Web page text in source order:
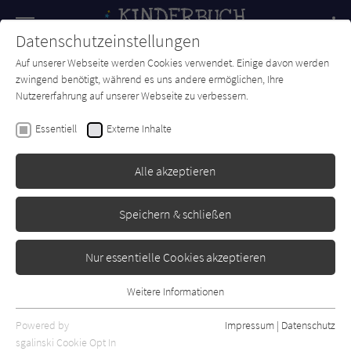
SUCHE Forum Charts Newsletter
Anja Kieffer
Das große Glück in den
kleinen Dingen
Herder
Datenschutzeinstellungen
Auf unserer Webseite werden Cookies verwendet. Einige davon werden
zwingend benötigt, während es uns andere ermöglichen, Ihre
Nutzererfahrung auf unserer Webseite zu verbessern.
Essentiell Externe Inhalte
Alle akzeptieren
Speichern & schließen
Nur essentielle Cookies akzeptieren
Essentielle Cookies werden für grundlegende Funktionen der
Webseite benötigt. Dadurch ist gewährleistet, dass die Webseite
Weitere Informationen
Powered by
sgalinski Cookie Opt In
Impressum | Datenschutz